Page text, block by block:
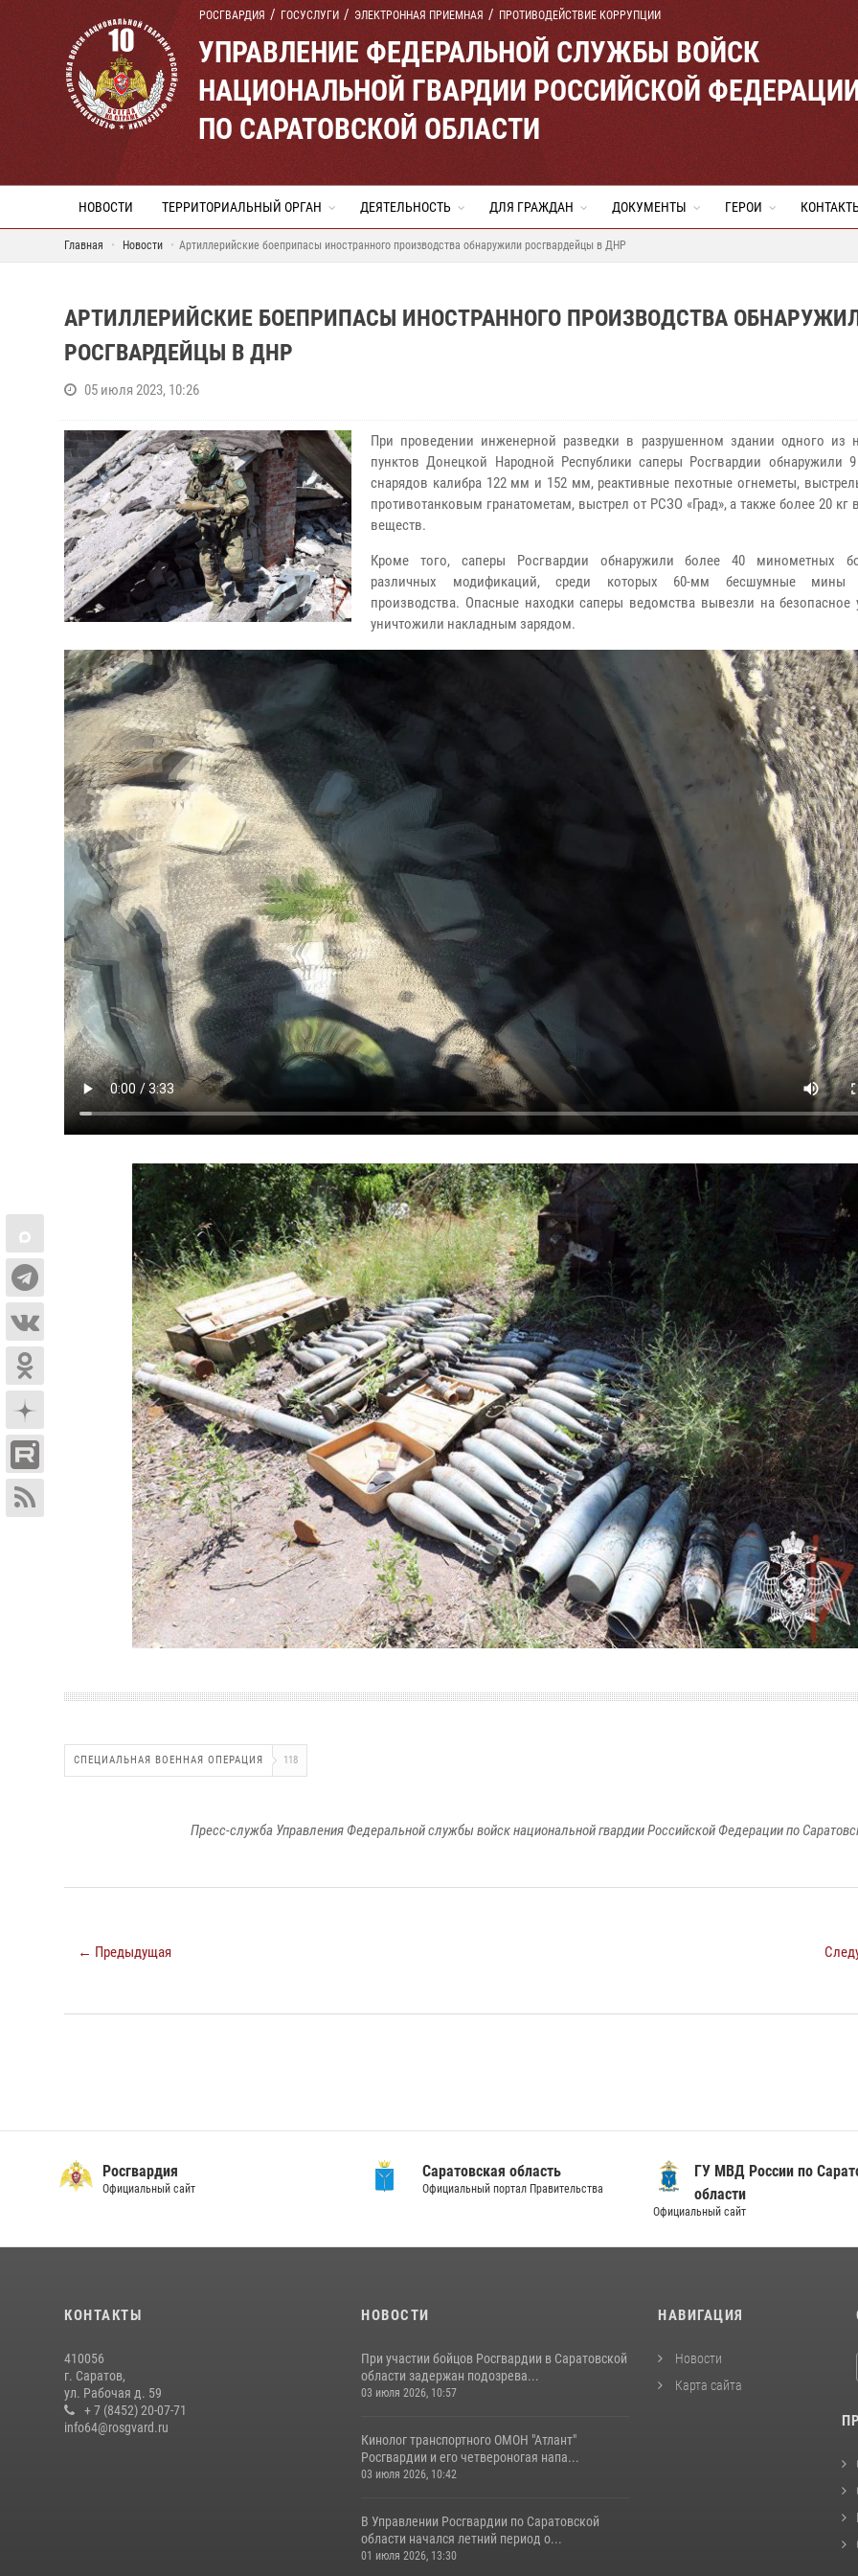
РОСГВАРДИЯ ГОСУСЛУГИ ЭЛЕКТРОННАЯ ПРИЕМНАЯ ПРОТИВОДЕЙСТВИЕ КОРРУПЦИИ
УПРАВЛЕНИЕ ФЕДЕРАЛЬНОЙ СЛУЖБЫ ВОЙСК
НАЦИОНАЛЬНОЙ ГВАРДИИ РОССИЙСКОЙ
ПО САРАТОВСКОЙ ОБЛАСТИ
НОВОСТИ ТЕРРИТОРИАЛЬНЫЙ ОРГАН ДЕЯТЕЛЬНОСТЬ ДЛЯ ГРАЖДАН ДОКУМЕНТЫ ГЕРОИ
Главная Новости Артиллерийские боеприпасы иностранного производства обнаружили росгвардейцы в ДНР
АРТИЛЛЕРИЙСКИЕ БОЕПРИПАСЫ ИНОСТРАННОГО ПРОИЗВОДСТВА
РОСГВАРДЕЙЦЫ В ДНР
05 июля 2023, 10:26
При проведении инженерной разведки в разрушенном здании одного из
пунктов Донецкой Народной Республики саперы Росгвардии обнаружили 9
снарядов калибра 122 мм и 152 мм, реактивные пехотные огнеметы,
противотанковым гранатометам, выстрел от РСЗО «Град», а также более 20 кг
веществ.
Кроме того, саперы Росгвардии обнаружили более 40 минометных
различных модификаций, среди которых 60-мм бесшумные мины
производства. Опасные находки саперы ведомства вывезли на безопасное
уничтожили накладным зарядом.
СПЕЦИАЛЬНАЯ ВОЕННАЯ ОПЕРАЦИЯ 118
Пресс-служба Управления Федеральной службы войск национальной гвардии Российской Федерации по
← Предыдущая
Росгвардия
Официальный сайт
Саратовская область
Официальный портал Правительства
ГУ МВД России по
области
Официальный сайт
КОНТАКТЫ
410056
г. Саратов,
ул. Рабочая д. 59
+ 7 (8452) 20-07-71
info64@rosgvard.ru
НОВОСТИ
При участии бойцов Росгвардии в Саратовской
области задержан подозрева...
03 июля 2026, 10:57
Кинолог транспортного ОМОН "Атлант"
Росгвардии и его четвероногая напа...
03 июля 2026, 10:42
В Управлении Росгвардии по Саратовской
области начался летний период о...
01 июля 2026, 13:30
НАВИГАЦИЯ
Новости
Карта сайта